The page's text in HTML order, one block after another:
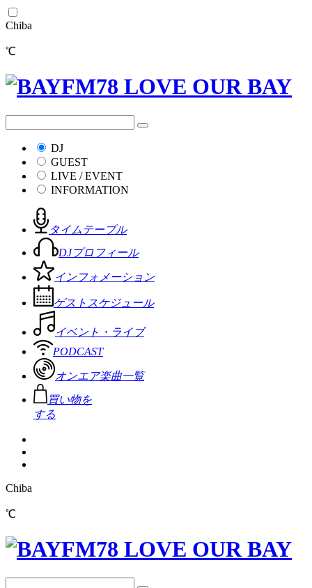
Chiba
℃
DJ
GUEST
LIVE / EVENT
INFORMATION
タイムテーブル
DJプロフィール
インフォメーション
ゲストスケジュール
イベント・ライブ
PODCAST
オンエア楽曲一覧
買い物を
する
Chiba
℃